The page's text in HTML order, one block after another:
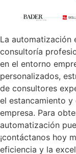
La automatización
consultoría
en el entorno
personalizados,
de consultores
el estancamiento
empresa. Para
automatización
¡contáctanos hoy
eficiencia y la